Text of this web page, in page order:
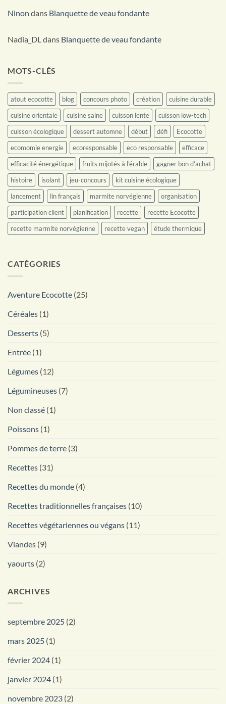
Ninon dans Blanquette de veau fondante
Nadia_DLdans Blanquette de veau fondante
MOTS-CLÉS
atout ecocotte blog concours photo création
cuisine durable
cuisine orientale
cuisine saine cuisson lente
cuisson low-tech
cuisson écologique
dessert automne début défi
Ecocotte
ecomomie energie
ecoresponsable eco responsable
efficace
efficacité énergétique
fruits mijotés à l’érable
gagner bon d’achat
histoire
isolant jeu-concours
kit cuisine écologique
lancement
lin français marmite norvégienne
organisation
participation client
planification recette
recette Ecocotte
recette marmite norvégienne
recette vegan étude thermique
CATÉGORIES
Aventure Ecocotte (25)
Céréales (1)
Desserts (5)
Entrée (1)
Légumes (12)
Légumineuses (7)
Non classé (1)
Poissons (1)
Pommes de terre (3)
Recettes (31)
Recettes du monde (4)
Recettes traditionnelles françaises (10)
Recettes végétariennes ou végans (11)
Viandes (9)
yaourts (2)
ARCHIVES
septembre 2025 (2)
mars 2025 (1)
février 2024 (1)
janvier 2024 (1)
novembre 2023 (2)